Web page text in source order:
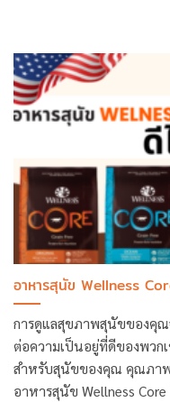
อาหารสุนัข Wellness
การดูแลสุขภาพสุนัขของคุ
ต่อความเป็นอยู่ที่ดีของพวก
สำหรับสุนัขของคุณ คุณภา
อาหารสุนัข Wellness